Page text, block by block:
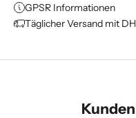
GPSR Informationen
Täglicher Versand mit